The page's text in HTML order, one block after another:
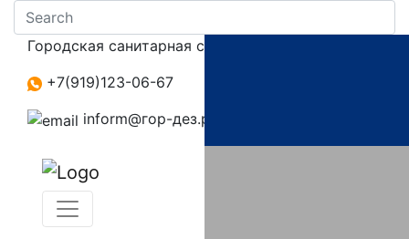
Городская санитарная служба
+7(919)123-06-67‬
inform@гор-дез.рф